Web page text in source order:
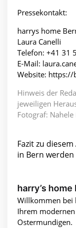
Pressekontakt:
harrys home
Laura Canelli
Telefon: +41 31
E-Mail:
Website:
Hinweis der
jeweiligen
Fotograf:
Fazit zu
in Bern
harry’s
Willkommen bei
Ihrem
Ostermundigen.